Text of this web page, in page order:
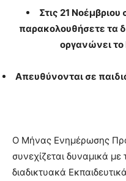
Στις 21
παρακολουθήσετε τα
οργανώνει
Απευθύνονται σε
Ο Μήνας Ενημέρωσης
συνεχίζεται δυναμικά
διαδικτυακά